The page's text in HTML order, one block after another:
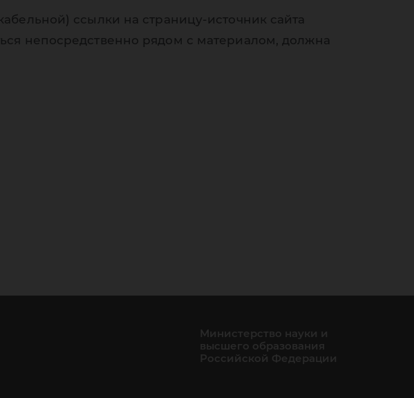
ссылки на страницу-источник сайта
непосредственно рядом с материалом, должна
Министерство науки и
высшего образования
Российской Федерации